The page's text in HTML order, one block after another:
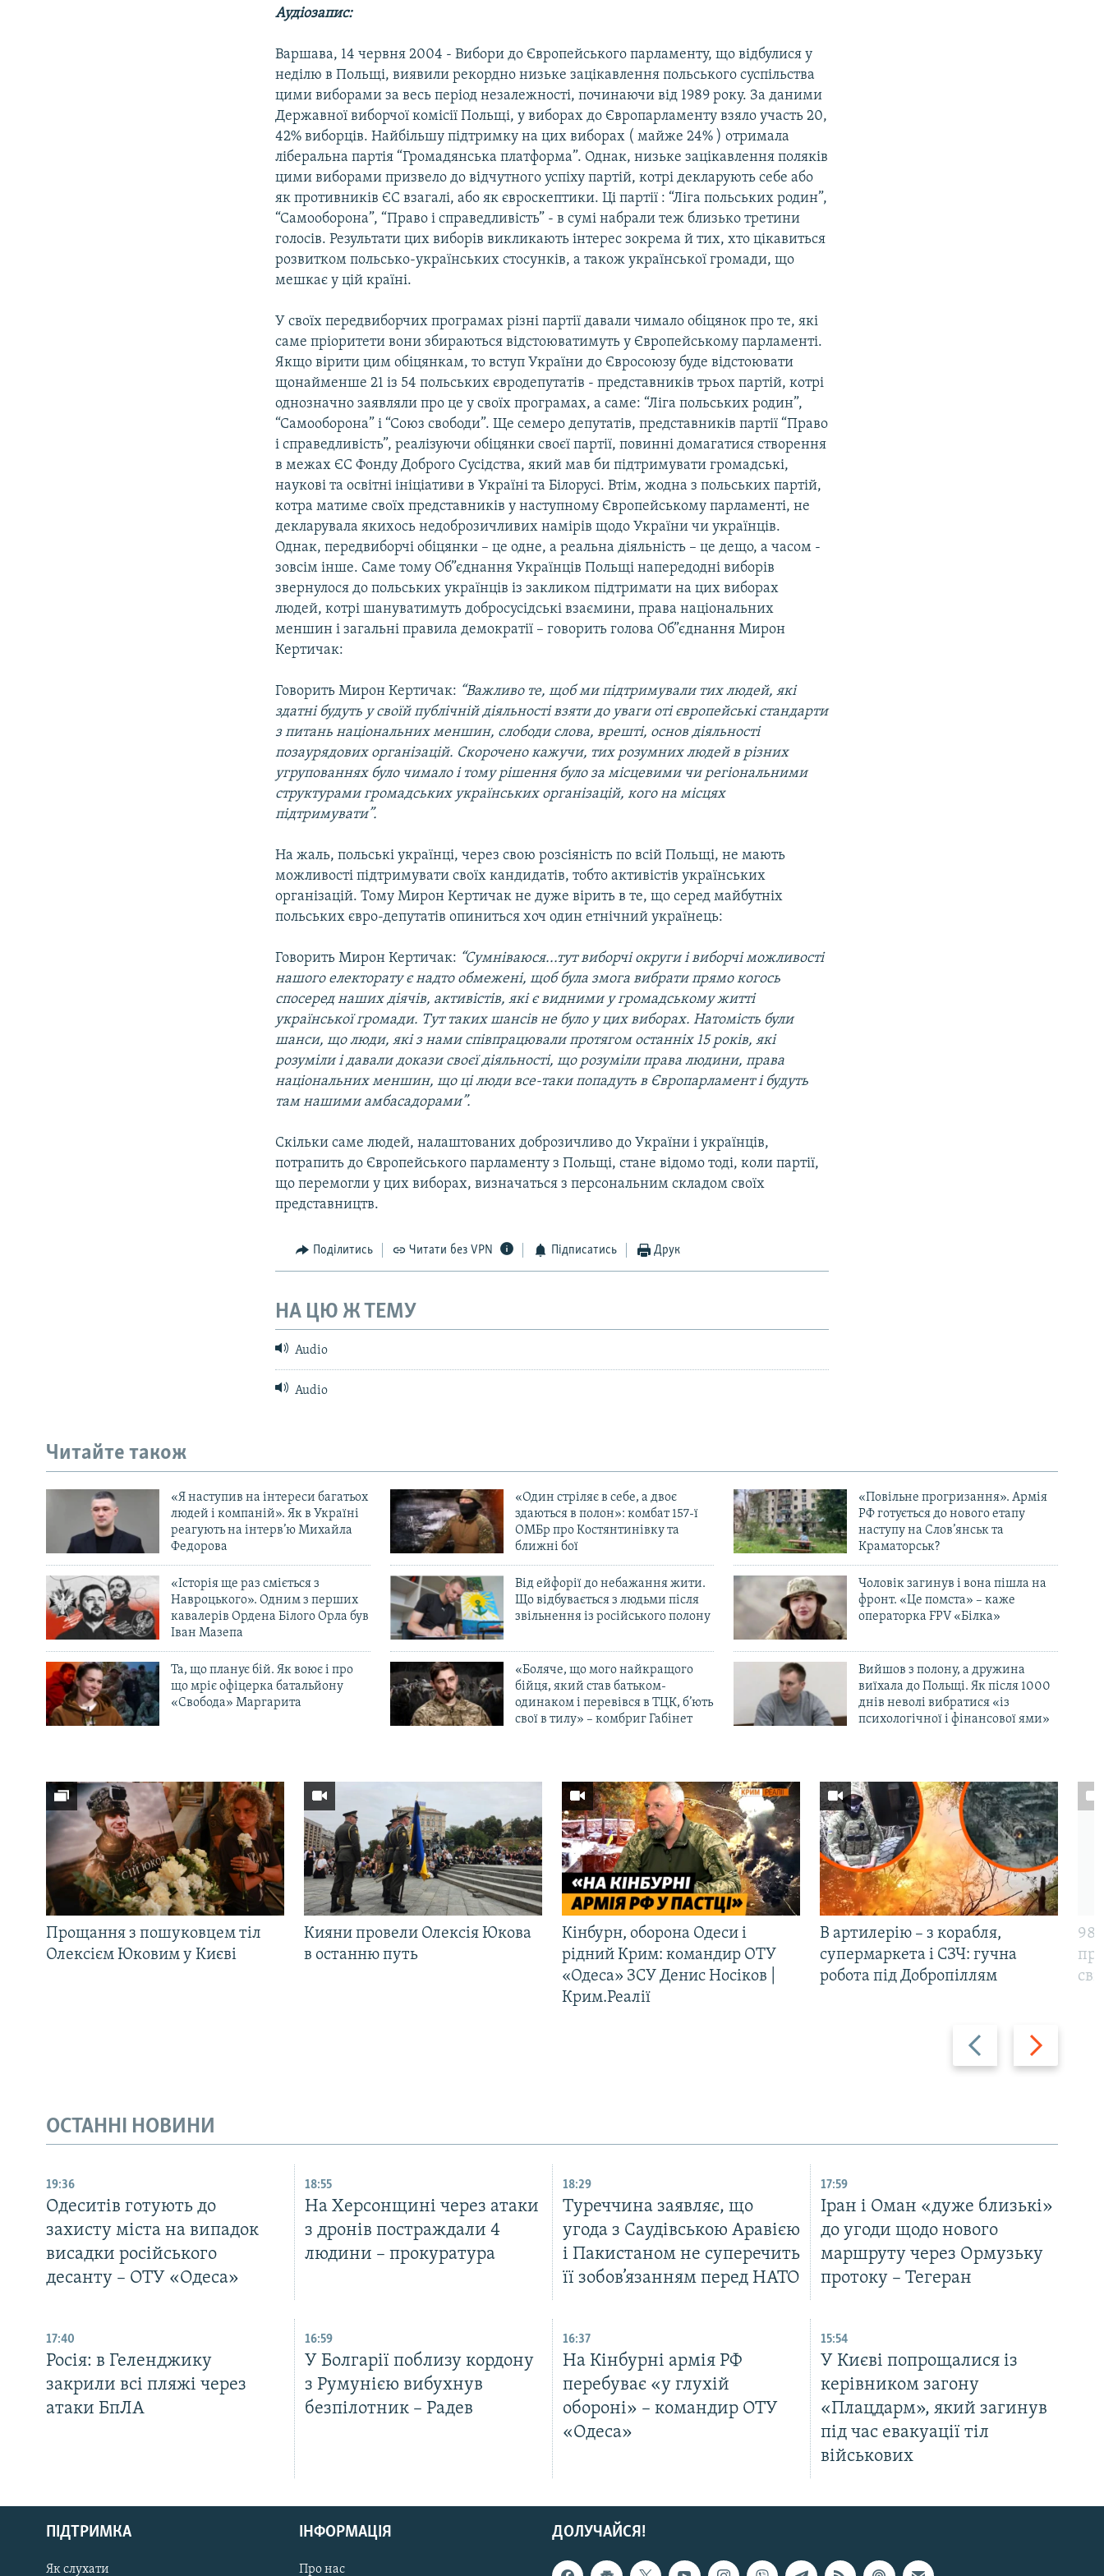
РУС
Аудіозапис:
Варшава, 14 червня 2004 - Вибори до Європейського парламенту, що відбулися у
неділю в Польщі, виявили рекордно низьке зацікавлення польського суспільства
цими виборами за весь період незалежності, починаючи від 1989 року. За даними
Державної виборчої комісії Польщі, у виборах до Європарламенту взяло участь 20,
42% виборців. Найбільшу підтримку на цих виборах ( майже 24% ) отримала
ліберальна партія “Громадянська платформа”. Однак, низьке зацікавлення поляків
цими виборами призвело до відчутного успіху партій, котрі декларують себе або
як противників ЄС взагалі, або як євроскептики. Ці партії : “Ліга польських родин”,
“Самооборона”, “Право і справедливість” - в сумі набрали теж близько третини
голосів. Результати цих виборів викликають інтерес зокрема й тих, хто цікавиться
розвитком польсько-українських стосунків, а також української громади, що
мешкає у цій країні.
У своїх передвиборчих програмах різні партії давали чимало обіцянок про те, які
саме пріоритети вони збираються відстоюватимуть у Європейському парламенті.
Якщо вірити цим обіцянкам, то вступ України до Євросоюзу буде відстоювати
щонайменше 21 із 54 польських євродепутатів - представників трьох партій, котрі
однозначно заявляли про це у своїх програмах, а саме: “Ліга польських родин”,
“Самооборона” і “Союз свободи”. Ще семеро депутатів, представників партії “Право
і справедливість”, реалізуючи обіцянки своєї партії, повинні домагатися створення
в межах ЄС Фонду Доброго Сусідства, який мав би підтримувати громадські,
наукові та освітні ініціативи в Україні та Білорусі. Втім, жодна з польських партій,
котра матиме своїх представників у наступному Європейському парламенті, не
декларувала якихось недоброзичливих намірів щодо України чи українців.
Однак, передвиборчі обіцянки – це одне, а реальна діяльність – це дещо, а часом -
зовсім інше. Саме тому Об”єднання Українців Польщі напередодні виборів
звернулося до польських українців із закликом підтримати на цих виборах
людей, котрі шануватимуть добросусідські взаємини, права національних
меншин і загальні правила демократії – говорить голова Об”єднання Мирон
Кертичак:
Говорить Мирон Кертичак: “Важливо те, щоб ми підтримували тих людей, які
здатні будуть у своїй публічній діяльності взяти до уваги оті європейські стандарти
з питань національних меншин, слободи слова, врешті, основ діяльності
позаурядових організацій. Скорочено кажучи, тих розумних людей в різних
угрупованнях було чимало і тому рішення було за місцевими чи регіональними
структурами громадських українських організацій, кого на місцях
підтримувати”.
На жаль, польські українці, через свою розсіяність по всій Польщі, не мають
можливості підтримувати своїх кандидатів, тобто активістів українських
організацій. Тому Мирон Кертичак не дуже вірить в те, що серед майбутніх
польських євро-депутатів опиниться хоч один етнічний українець:
Говорить Мирон Кертичак: “Сумніваюся...тут виборчі округи і виборчі можливості
нашого електорату є надто обмежені, щоб була змога вибрати прямо когось
спосеред наших діячів, активістів, які є видними у громадському житті
української громади. Тут таких шансів не було у цих виборах. Натомість були
шанси, що люди, які з нами співпрацювали протягом останніх 15 років, які
розуміли і давали докази своєї діяльності, що розуміли права людини, права
національних меншин, що ці люди все-таки попадуть в Європарламент і будуть
там нашими амбасадорами”.
Скільки саме людей, налаштованих доброзичливо до України і українців,
потрапить до Європейського парламенту з Польщі, стане відомо тоді, коли партії,
що перемогли у цих виборах, визначаться з персональним складом своїх
представництв.
Поділитись Читати без VPN Підписатись Друк
НА ЦЮ Ж ТЕМУ
Audio
Audio
Читайте також
«Я наступив на інтереси багатьох
людей і компаній». Як в Україні
реагують на інтерв’ю Михайла
Федорова
«Один стріляє в себе, а двоє
здаються в полон»: комбат 157-ї
ОМБр про Костянтинівку та
ближні бої
«Повільне прогризання». Армія
РФ готується до нового етапу
наступу на Слов’янськ та
Краматорськ?
«Історія ще раз сміється з
Навроцького». Одним з перших
кавалерів Ордена Білого Орла був
Іван Мазепа
Від ейфорії до небажання жити.
Що відбувається з людьми після
звільнення із російського полону
Чоловік загинув і вона пішла на
фронт. «Це помста» – каже
операторка FPV «Білка»
Та, що планує бій. Як воює і про
що мріє офіцерка батальйону
«Свобода» Маргарита
«Боляче, що мого найкращого
бійця, який став батьком-
одинаком і перевівся в ТЦК, б’ють
свої в тилу» – комбриг Габінет
Вийшов з полону, а дружина
виїхала до Польщі. Як після 1000
днів неволі вибратися «із
психологічної і фінансової ями»
Назад Вперед
Прощання з пошуковцем тіл
Олексієм Юковим у Києві
Кияни провели Олексія Юкова
в останню путь
Кінбурн, оборона Одеси і
рідний Крим: командир ОТУ
«Одеса» ЗСУ Денис Носіков |
Крим.Реалії
В артилерію – з корабля,
супермаркета і СЗЧ: гучна
робота під Добропіллям
98-
ОСТАННІ НОВИНИ
19:36
Одеситів готують до
захисту міста на випадок
висадки російського
десанту – ОТУ «Одеса»
18:55
На Херсонщині через атаки
з дронів постраждали 4
людини – прокуратура
18:29
Туреччина заявляє, що
угода з Саудівською Аравією
і Пакистаном не суперечить
її зобов’язанням перед НАТО
17:59
Іран і Оман «дуже близькі»
до угоди щодо нового
маршруту через Ормузьку
протоку – Тегеран
17:40
Росія: в Геленджику
закрили всі пляжі через
атаки БпЛА
16:59
У Болгарії поблизу кордону
з Румунією вибухнув
безпілотник – Радев
16:37
На Кінбурні армія РФ
перебуває «у глухій
обороні» – командир ОТУ
«Одеса»
15:54
У Києві попрощалися із
керівником загону
«Плацдарм», який загинув
під час евакуації тіл
військових
ДОЛУЧАЙСЯ!
ПІДТРИМКА
Як слухати
ІНФОРМАЦІЯ
Про нас